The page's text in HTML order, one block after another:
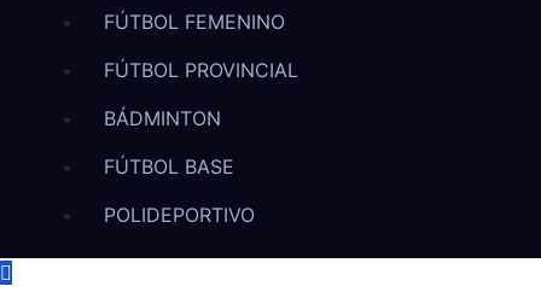
FÚTBOL FEMENINO
FÚTBOL PROVINCIAL
BÁDMINTON
FÚTBOL BASE
POLIDEPORTIVO